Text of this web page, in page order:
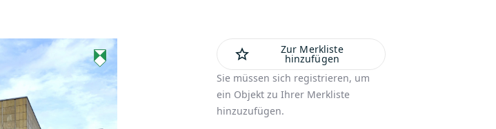
star_outline Zur Merkliste
hinzufügen
Sie müssen sich registrieren, um
ein Objekt zu Ihrer Merkliste
hinzuzufügen.